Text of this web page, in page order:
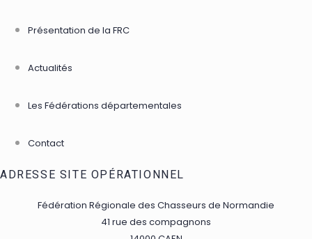
Présentation de la FRC
Actualités
Les Fédérations départementales
Contact
ADRESSE SITE OPÉRATIONNEL
Fédération Régionale des Chasseurs de Normandie
41 rue des compagnons